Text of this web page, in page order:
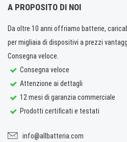
A PROPOSITO DI NOI
Da oltre 10 anni offriamo batterie,
per migliaia di dispositivi a prezzi
Consegna veloce.
Consegna veloce
Attenzione ai dettagli
12 mesi di garanzia commerciale
Prodotti certificati e testati
info@allbatteria.com